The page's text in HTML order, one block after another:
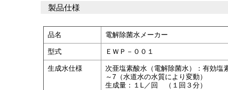
製品仕様
品名 電解除菌水メーカー
型式 ＥＷＰ－００１
生成水仕様
次亜塩素酸水（電解除菌水）：有効
～7（水道水の水質により変動）
生成量：１L／回 （１回３分）